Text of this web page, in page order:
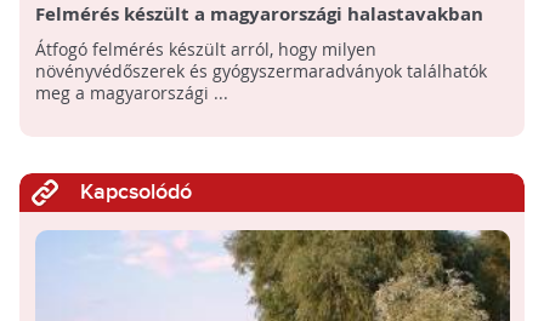
Felmérés készült a magyarországi halastavakban
található növényvédőszerekről és
gyógyszermaradványokról
Átfogó felmérés készült arról, hogy milyen
növényvédőszerek és gyógyszermaradványok találhatók
meg a magyarországi ...
Kapcsolódó